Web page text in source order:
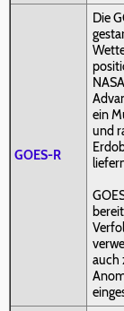
GOES-R
Die
ein
und
auch